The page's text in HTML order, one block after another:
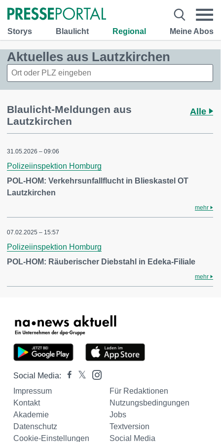
Storys Blaulicht Regional Meine Abos
Aktuelles aus Lautzkirchen
Blaulicht-Meldungen aus
Lautzkirchen
Alle
31.05.2026 – 09:06
Polizeiinspektion Homburg
POL-HOM: Verkehrsunfallflucht in Blieskastel OT
Lautzkirchen
mehr
07.02.2025 – 15:57
Polizeiinspektion Homburg
POL-HOM: Räuberischer Diebstahl in Edeka-Filiale
mehr
Social Media:
Impressum
Für Redaktionen
Kontakt
Nutzungsbedingungen
Akademie
Jobs
Datenschutz
Textversion
Cookie-Einstellungen
Social Media